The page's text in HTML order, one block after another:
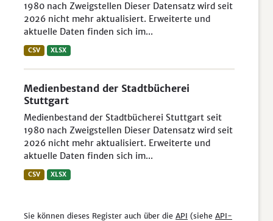
1980 nach Zweigstellen Dieser Datensatz wird seit
2026 nicht mehr aktualisiert. Erweiterte und
aktuelle Daten finden sich im...
CSV XLSX
Medienbestand der Stadtbücherei
Stuttgart
Medienbestand der Stadtbücherei Stuttgart seit
1980 nach Zweigstellen Dieser Datensatz wird seit
2026 nicht mehr aktualisiert. Erweiterte und
aktuelle Daten finden sich im...
CSV XLSX
Sie können dieses Register auch über die API (siehe API-